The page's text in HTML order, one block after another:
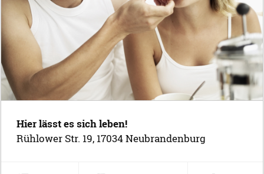
Hier lässt es sich leben!
Rühlower Str. 19, 17034 Neubrandenburg